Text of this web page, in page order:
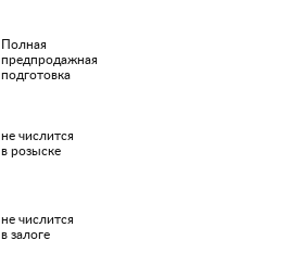
Полная
предпродажная
подготовка
не числится
в розыске
не числится
в залоге